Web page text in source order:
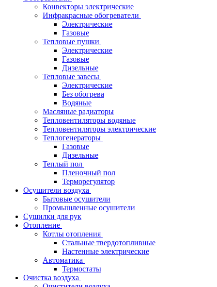
Конвекторы электрические
Инфракрасные обогреватели
Электрические
Газовые
Тепловые пушки
Электрические
Газовые
Дизельные
Тепловые завесы
Электрические
Без обогрева
Водяные
Масляные радиаторы
Тепловентиляторы водяные
Тепловентиляторы электрические
Теплогенераторы
Газовые
Дизельные
Теплый пол
Пленочный пол
Терморегулятор
Осушители воздуха
Бытовые осушители
Промышленные осушители
Сушилки для рук
Отопление
Котлы отопления
Стальные твердотопливные
Настенные электрические
Автоматика
Термостаты
Очистка воздуха